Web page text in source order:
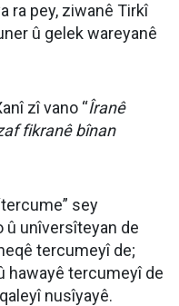
ra pey, ziwanê Tirkî
û gelek wareyanê
zî vano “Îranê
fikranê bînan
sey
û unîversîteyan de
tercumeyî de;
hawayê tercumeyî de
nusîyayê.